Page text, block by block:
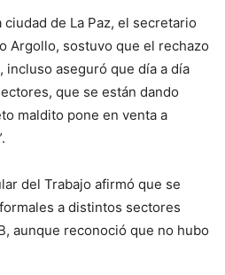
de La Paz, el secretario
Argollo, sostuvo que el rechazo
incluso aseguró que día a día
que se están dando
maldito pone en venta a
del Trabajo afirmó que se
a distintos sectores
aunque reconoció que no hubo